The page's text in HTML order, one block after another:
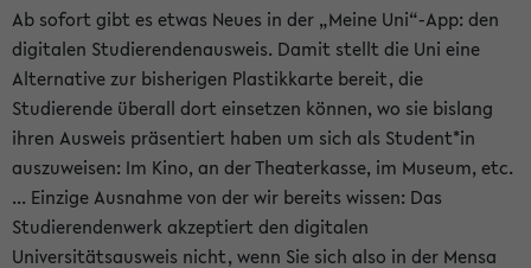
Ab sofort gibt es etwas Neues in der „Meine Uni“-App: den
digitalen Studierendenausweis. Damit stellt die Uni eine
Alternative zur bisherigen Plastikkarte bereit, die
Studierende überall dort einsetzen können, wo sie bislang
ihren Ausweis präsentiert haben um sich als Student*in
auszuweisen: Im Kino, an der Theaterkasse, im Museum, etc.
... Einzige Ausnahme von der wir bereits wissen: Das
Studierendenwerk akzeptiert den digitalen
Universitätsausweis nicht, wenn Sie sich also in der Mensa